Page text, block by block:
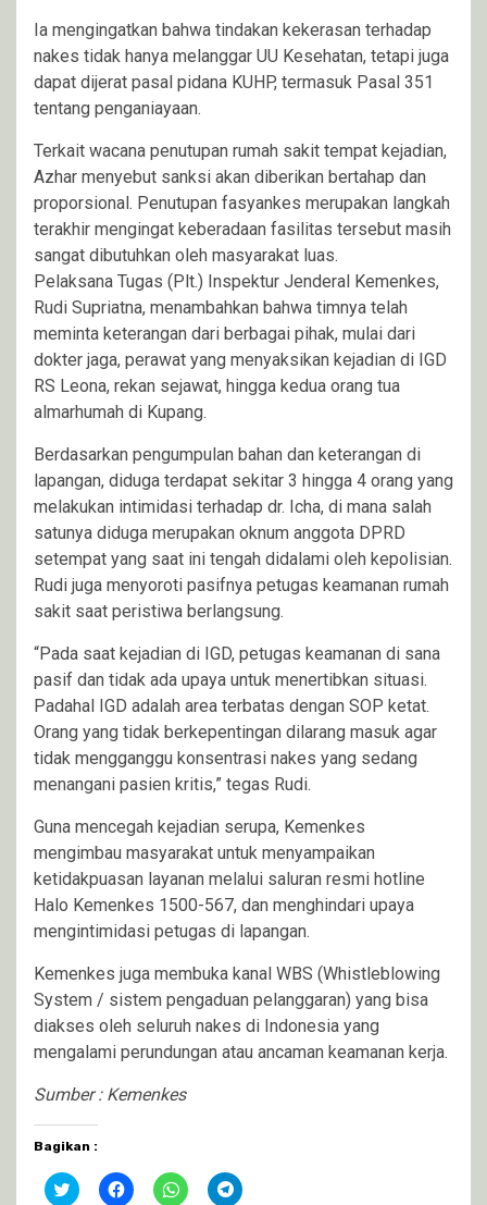
Ia mengingatkan bahwa tindakan kekerasan terhadap
nakes tidak hanya melanggar UU Kesehatan, tetapi juga
dapat dijerat pasal pidana KUHP, termasuk Pasal 351
tentang penganiayaan.
Terkait wacana penutupan rumah sakit tempat kejadian,
Azhar menyebut sanksi akan diberikan bertahap dan
proporsional. Penutupan fasyankes merupakan langkah
terakhir mengingat keberadaan fasilitas tersebut masih
sangat dibutuhkan oleh masyarakat luas.
Pelaksana Tugas (Plt.) Inspektur Jenderal Kemenkes,
Rudi Supriatna, menambahkan bahwa timnya telah
meminta keterangan dari berbagai pihak, mulai dari
dokter jaga, perawat yang menyaksikan kejadian di IGD
RS Leona, rekan sejawat, hingga kedua orang tua
almarhumah di Kupang.
Berdasarkan pengumpulan bahan dan keterangan di
lapangan, diduga terdapat sekitar 3 hingga 4 orang yang
melakukan intimidasi terhadap dr. Icha, di mana salah
satunya diduga merupakan oknum anggota DPRD
setempat yang saat ini tengah didalami oleh kepolisian.
Rudi juga menyoroti pasifnya petugas keamanan rumah
sakit saat peristiwa berlangsung.
“Pada saat kejadian di IGD, petugas keamanan di sana
pasif dan tidak ada upaya untuk menertibkan situasi.
Padahal IGD adalah area terbatas dengan SOP ketat.
Orang yang tidak berkepentingan dilarang masuk agar
tidak mengganggu konsentrasi nakes yang sedang
menangani pasien kritis,” tegas Rudi.
Guna mencegah kejadian serupa, Kemenkes
mengimbau masyarakat untuk menyampaikan
ketidakpuasan layanan melalui saluran resmi hotline
Halo Kemenkes 1500-567, dan menghindari upaya
mengintimidasi petugas di lapangan.
Kemenkes juga membuka kanal WBS (Whistleblowing
System / sistem pengaduan pelanggaran) yang bisa
diakses oleh seluruh nakes di Indonesia yang
mengalami perundungan atau ancaman keamanan kerja.
Sumber : Kemenkes
Bagikan :
Klik
untuk
Klik
untuk
Klik
untuk
Klik
untuk